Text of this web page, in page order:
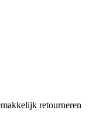
retourneren